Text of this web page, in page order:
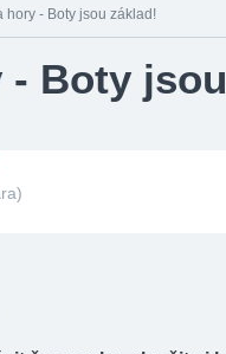
hory - Boty jsou základ!
- Boty